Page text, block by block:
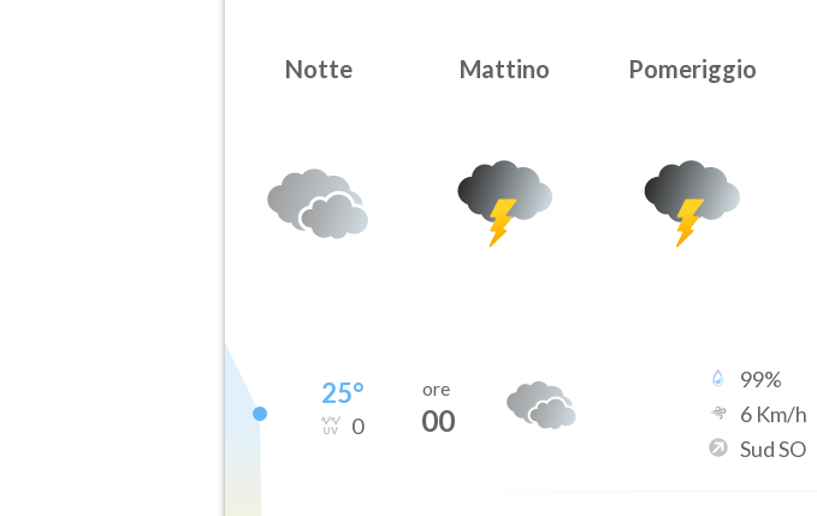
Notte Mattino Pomeriggio
25°
0
ore
00
99%
6 Km/h
Sud SO